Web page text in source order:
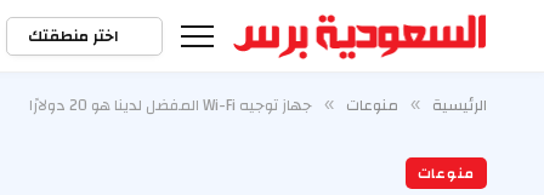
اختر منطقتك
الرئيسية » منوعات » جهاز توجيه Wi-Fi المفضل لدينا هو 20 دولارًا
منوعات